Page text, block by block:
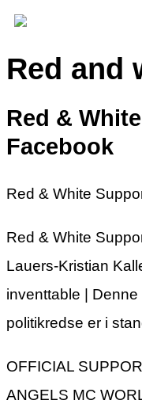
Red and
Red &
Facebook
Red & White
Red & White
Lauers-Kristian
inventtable |
politikredse er i
OFFICIAL
ANGELS MC